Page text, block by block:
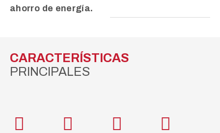
ahorro de energía.
CARACTERÍSTICAS
PRINCIPALES